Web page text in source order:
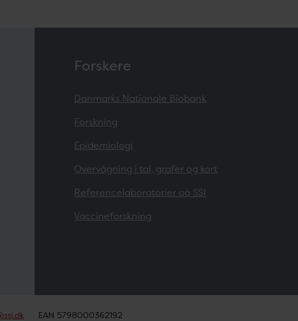
Forskere
Danmarks Nationale Biobank
Forskning
Epidemiologi
Overvågning i tal, grafer og kort
Referencelaboratorier på SSI
Vaccineforskning
EAN 5798000362192